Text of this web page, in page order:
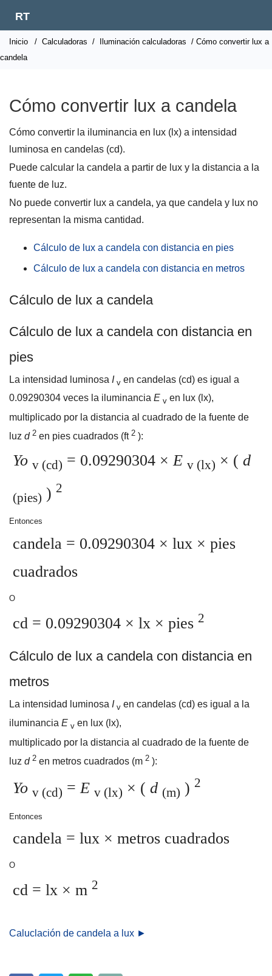
RT
Inicio / Calculadoras / Iluminación calculadoras / Cómo convertir lux a
candela
Cómo convertir lux a candela
Cómo convertir la iluminancia en lux (lx) a intensidad
luminosa en candelas (cd).
Puede calcular la candela a partir de lux y la distancia a la
fuente de luz.
No puede convertir lux a candela, ya que candela y lux no
representan la misma cantidad.
Cálculo de lux a candela con distancia en pies
Cálculo de lux a candela con distancia en metros
Cálculo de lux a candela
Cálculo de lux a candela con distancia en
pies
La intensidad luminosa I v en candelas (cd) es igual a
0.09290304 veces la iluminancia E v en lux (lx),
multiplicado por la distancia al cuadrado de la fuente de
luz d 2 en pies cuadrados (ft 2 ):
Yo v (cd) = 0.09290304 × E v (lx) × ( d
(pies) ) 2
Entonces
candela = 0.09290304 × lux × pies
cuadrados
O
cd = 0.09290304 × lx × pies 2
Cálculo de lux a candela con distancia en
metros
La intensidad luminosa I v en candelas (cd) es igual a la
iluminancia E v en lux (lx),
multiplicado por la distancia al cuadrado de la fuente de
luz d 2 en metros cuadrados (m 2 ):
Yo v (cd) = E v (lx) × ( d (m) ) 2
Entonces
candela = lux × metros cuadrados
O
cd = lx × m 2
Caluclación de candela a lux ►